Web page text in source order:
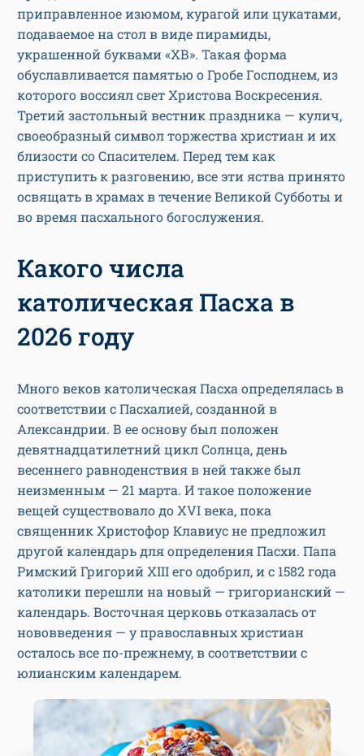
приправленное изюмом, курагой или цукатами,
подаваемое на стол в виде пирамиды,
украшенной буквами «ХВ». Такая форма
обуславливается памятью о Гробе Господнем, из
которого воссиял свет Христова Воскресения.
Третий застольный вестник праздника — кулич,
своеобразный символ торжества христиан и их
близости со Спасителем. Перед тем как
приступить к разговению, все эти яства принято
освящать в храмах в течение Великой Субботы и
во время пасхального богослужения.
Какого числа
католическая Пасха в
2026 году
Много веков католическая Пасха определялась в
соответствии с Пасхалией, созданной в
Александрии. В ее основу был положен
девятнадцатилетний цикл Солнца, день
весеннего равноденствия в ней также был
неизменным — 21 марта. И такое положение
вещей существовало до XVI века, пока
священник Христофор Клавиус не предложил
другой календарь для определения Пасхи. Папа
Римский Григорий XIII его одобрил, и с 1582 года
католики перешли на новый — григорианский —
календарь. Восточная церковь отказалась от
нововведения — у православных христиан
осталось все по-прежнему, в соответствии с
юлианским календарем.